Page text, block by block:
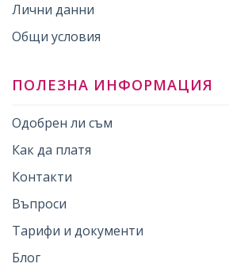
Лични данни
Общи условия
ПОЛЕЗНА ИНФОРМАЦИЯ
Одобрен ли съм
Как да платя
Контакти
Въпроси
Тарифи и документи
Блог